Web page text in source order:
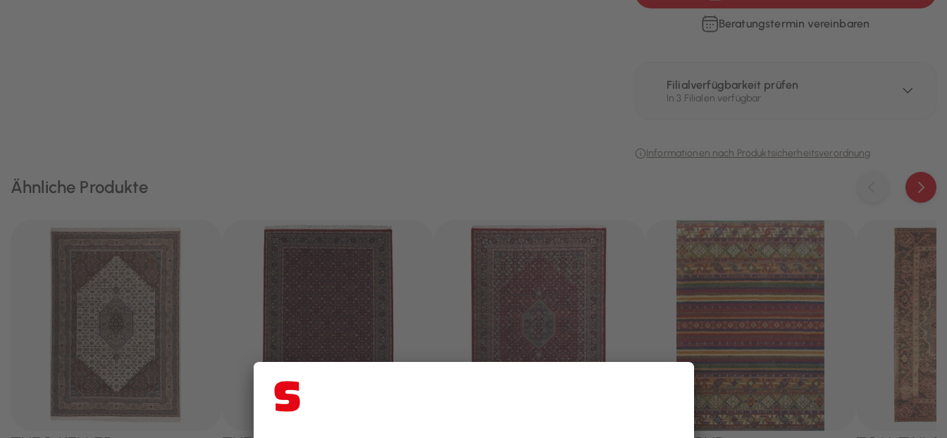
Beratungstermin vereinbaren
Filialverfügbarkeit prüfen
In 3 Filialen verfügbar
Informationen nach Produktsicherheitsverordnung